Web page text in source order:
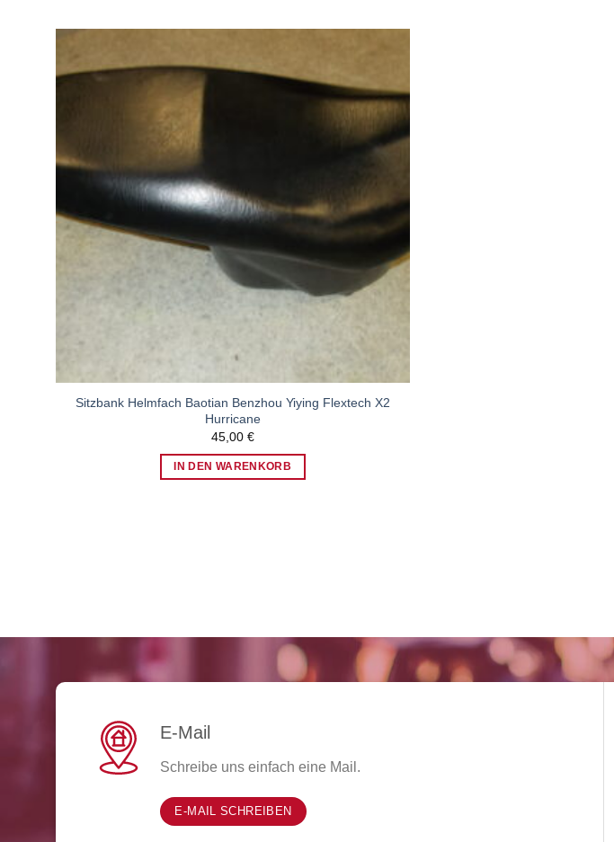
Zum
Wunschzettel
hinzufügen
Sitzbank Helmfach Baotian Benzhou Yiying Flextech X2
Hurricane
45,00 €
IN DEN WARENKORB
E-Mail
Schreibe uns einfach eine Mail.
E-MAIL SCHREIBEN